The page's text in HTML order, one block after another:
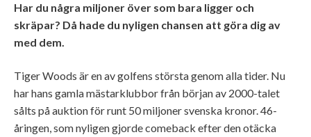
Har du några miljoner över som bara ligger och
skräpar? Då hade du nyligen chansen att göra dig av
med dem.
Tiger Woods är en av golfens största genom alla tider. Nu
har hans gamla mästarklubbor från början av 2000-talet
sålts på auktion för runt 50 miljoner svenska kronor. 46-
åringen, som nyligen gjorde comeback efter den otäcka